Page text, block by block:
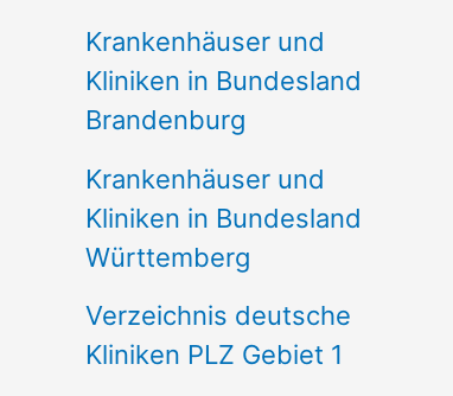
Krankenhäuser und
Kliniken in Bundesland
Brandenburg
Krankenhäuser und
Kliniken in Bundesland
Württemberg
Verzeichnis deutsche
Kliniken PLZ Gebiet 1